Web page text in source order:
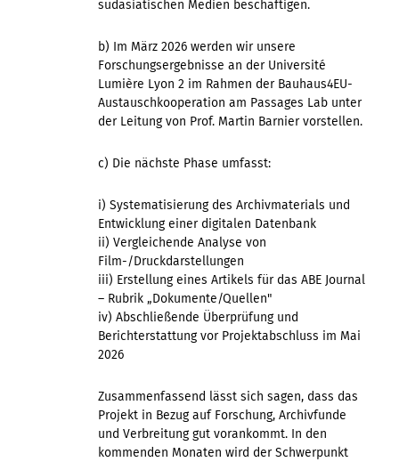
südasiatischen Medien beschäftigen.
b) Im März 2026 werden wir unsere
Forschungsergebnisse an der Université
Lumière Lyon 2 im Rahmen der Bauhaus4EU-
Austauschkooperation am Passages Lab unter
der Leitung von Prof. Martin Barnier vorstellen.
c) Die nächste Phase umfasst:
i) Systematisierung des Archivmaterials und
Entwicklung einer digitalen Datenbank
ii) Vergleichende Analyse von
Film-/Druckdarstellungen
iii) Erstellung eines Artikels für das ABE Journal
– Rubrik „Dokumente/Quellen"
iv) Abschließende Überprüfung und
Berichterstattung vor Projektabschluss im Mai
2026
Zusammenfassend lässt sich sagen, dass das
Projekt in Bezug auf Forschung, Archivfunde
und Verbreitung gut vorankommt. In den
kommenden Monaten wird der Schwerpunkt